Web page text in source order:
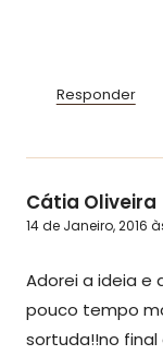
Responder
Cátia Oliveira
14 de Janeiro, 2016
Adorei a ideia e
pouco tempo
sortuda!!no